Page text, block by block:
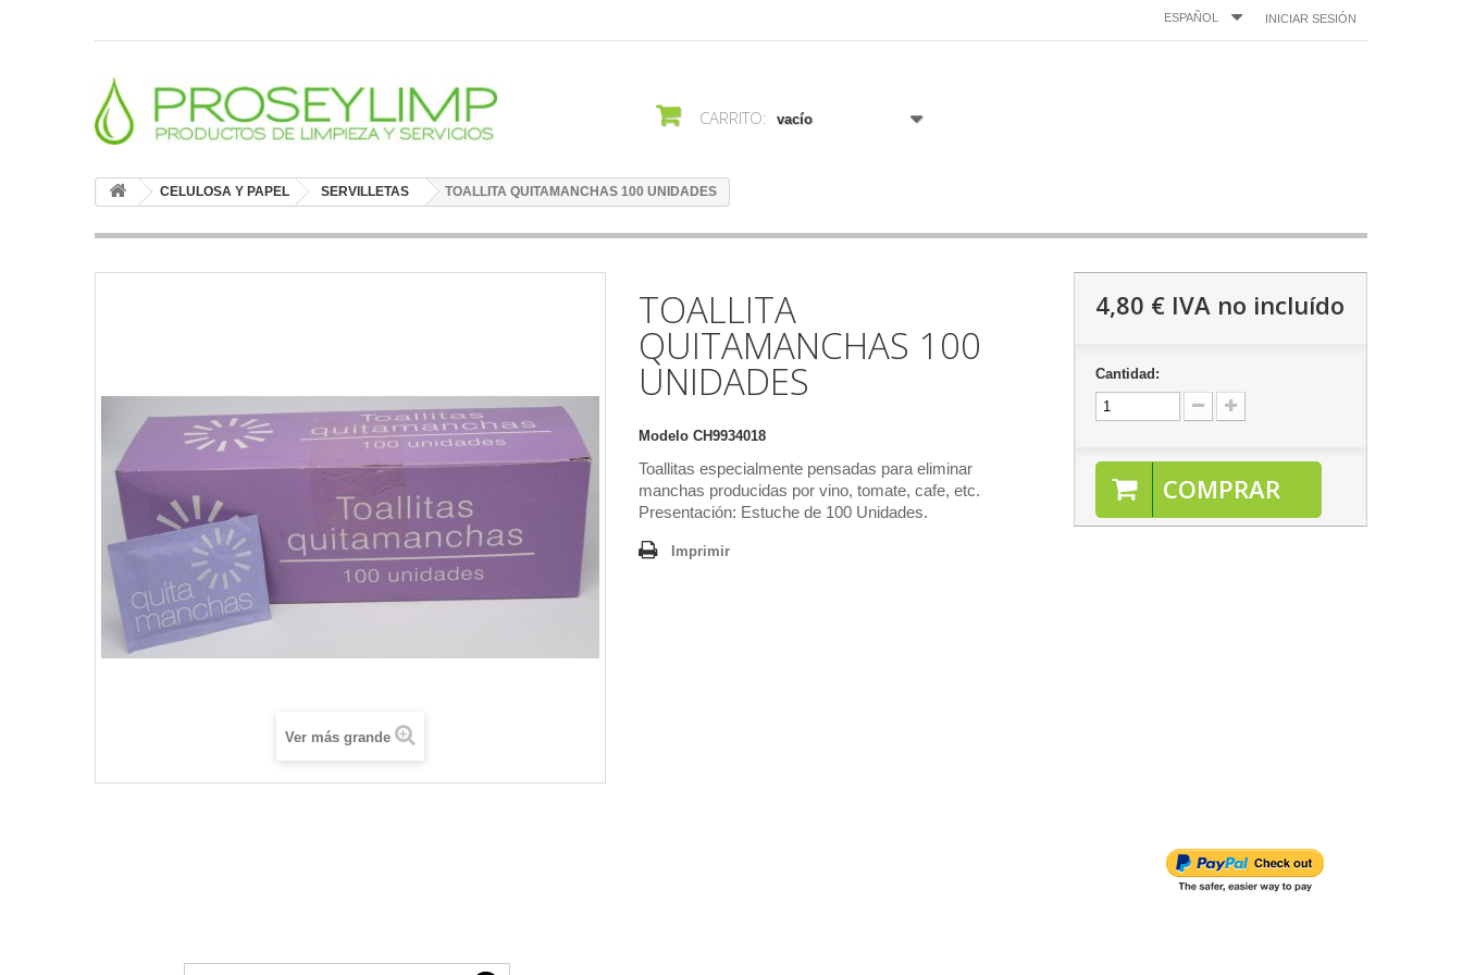
INICIAR SESIÓN
ESPAÑOL
CARRITO: vacío
CELULOSA Y PAPEL SERVILLETAS TOALLITA QUITAMANCHAS 100 UNIDADES
Ver más grande
TOALLITA
QUITAMANCHAS 100
UNIDADES
Modelo CH9934018
Toallitas especialmente pensadas para eliminar
manchas producidas por vino, tomate, cafe, etc.
Presentación: Estuche de 100 Unidades.
Imprimir
4,80 €IVA no incluído
Cantidad:
COMPRAR